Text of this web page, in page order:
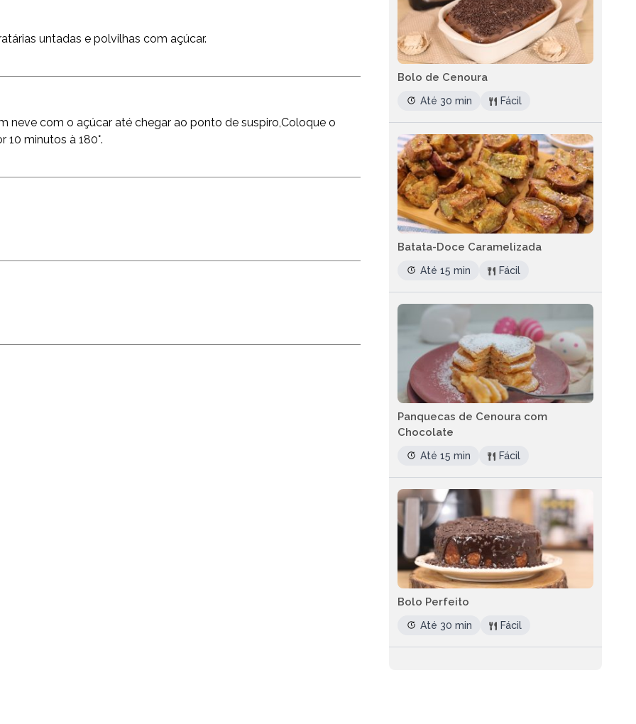
untadas e polvilhas com açúcar.
neve com o açúcar até chegar ao ponto de suspiro,Coloque o
minutos à 180°.
Bolo de Cenoura
Até 30 min Fácil
Batata-Doce Caramelizada
Até 15 min Fácil
Panquecas de Cenoura com
Chocolate
Até 15 min Fácil
Bolo Perfeito
Até 30 min Fácil